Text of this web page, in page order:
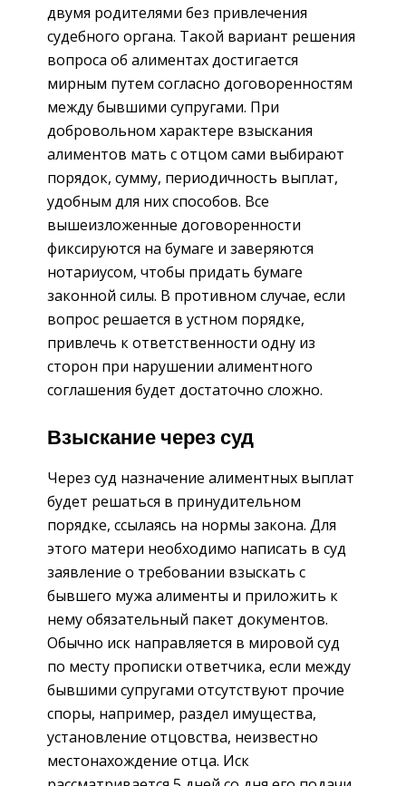
двумя родителями без привлечения
судебного органа. Такой вариант решения
вопроса об алиментах достигается
мирным путем согласно договоренностям
между бывшими супругами. При
добровольном характере взыскания
алиментов мать с отцом сами выбирают
порядок, сумму, периодичность выплат,
удобным для них способов. Все
вышеизложенные договоренности
фиксируются на бумаге и заверяются
нотариусом, чтобы придать бумаге
законной силы. В противном случае, если
вопрос решается в устном порядке,
привлечь к ответственности одну из
сторон при нарушении алиментного
соглашения будет достаточно сложно.
Взыскание через суд
Через суд назначение алиментных выплат
будет решаться в принудительном
порядке, ссылаясь на нормы закона. Для
этого матери необходимо написать в суд
заявление о требовании взыскать с
бывшего мужа алименты и приложить к
нему обязательный пакет документов.
Обычно иск направляется в мировой суд
по месту прописки ответчика, если между
бывшими супругами отсутствуют прочие
споры, например, раздел имущества,
установление отцовства, неизвестно
местонахождение отца. Иск